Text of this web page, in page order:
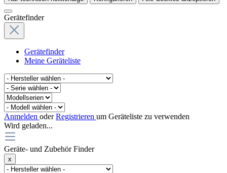
Gerätefinder
Gerätefinder
Meine Geräteliste
Anmelden oderRegistrieren um Geräteliste zu verwenden
Wird geladen...
Geräte- und Zubehör Finder
x